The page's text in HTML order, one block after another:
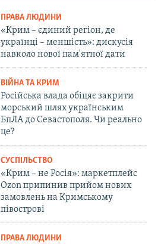
ПРАВА ЛЮДИНИ
«Крим – єдиний регіон, де
українці – меншість»: дискусія
навколо нової пам'ятної дати
ВІЙНА ТА КРИМ
Російська влада обіцяє закрити
морський шлях українським
БпЛА до Севастополя. Чи реально
це?
СУСПІЛЬСТВО
«Крим – не Росія»: маркетплейс
Ozon припинив прийом нових
замовлень на Кримському
півострові
ПРАВА ЛЮДИНИ